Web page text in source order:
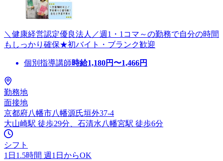
＼健康経営認定優良法人／週1・1コマ～の勤務で自分の時間
もしっかり確保★初バイト・ブランク歓迎
個別指導講師時給1,180円〜1,466円
勤務地
面接地
京都府八幡市八幡源氏垣外37-4
大山崎駅 徒歩29分、石清水八幡宮駅 徒歩6分
シフト
1日1.5時間 週1日からOK